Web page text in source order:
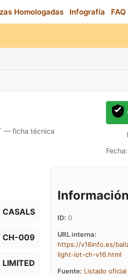
Homologadas Infografía FAQ
— ficha técnica
CASALS
CH-009
LIMITED
ID: 0
URL interna:
https://v16info.es/
light-iot-ch-v16.html
Fuente: Listado oficial